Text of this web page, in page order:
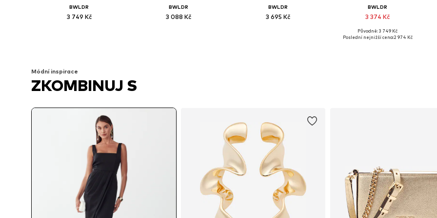
BWLDR
3 749 Kč
BWLDR
3 088 Kč
BWLDR
3 695 Kč
BWLDR
3 374 Kč
Původně: 3 749 Kč
Poslední nejnižší cena:2 974 Kč
Módní inspirace
ZKOMBINUJ S